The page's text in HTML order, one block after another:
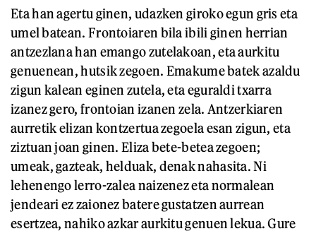
Eta han agertu ginen, udazken giroko egun gris eta
umel batean. Frontoiaren bila ibili ginen herrian
antzezlana han emango zutelakoan, eta aurkitu
genuenean, hutsik zegoen. Emakume batek azaldu
zigun kalean eginen zutela, eta eguraldi txarra
izanez gero, frontoian izanen zela. Antzerkiaren
aurretik elizan kontzertua zegoela esan zigun, eta
ziztuan joan ginen. Eliza bete-betea zegoen;
umeak, gazteak, helduak, denak nahasita. Ni
lehenengo lerro-zalea naizenez eta normalean
jendeari ez zaionez batere gustatzen aurrean
esertzea, nahiko azkar aurkitu genuen lekua. Gure